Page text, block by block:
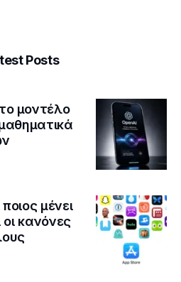
Posts
μοντέλο
μένει
οι κανόνες